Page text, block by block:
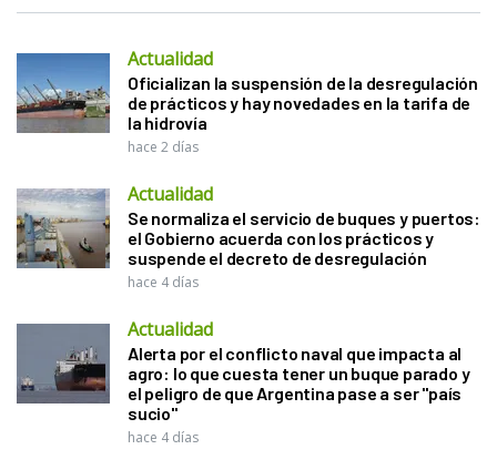
Actualidad
Oficializan la suspensión de la desregulación
de prácticos y hay novedades en la tarifa de
la hidrovía
hace 2 días
Actualidad
Se normaliza el servicio de buques y puertos:
el Gobierno acuerda con los prácticos y
suspende el decreto de desregulación
hace 4 días
Actualidad
Alerta por el conflicto naval que impacta al
agro: lo que cuesta tener un buque parado y
el peligro de que Argentina pase a ser "país
sucio"
hace 4 días